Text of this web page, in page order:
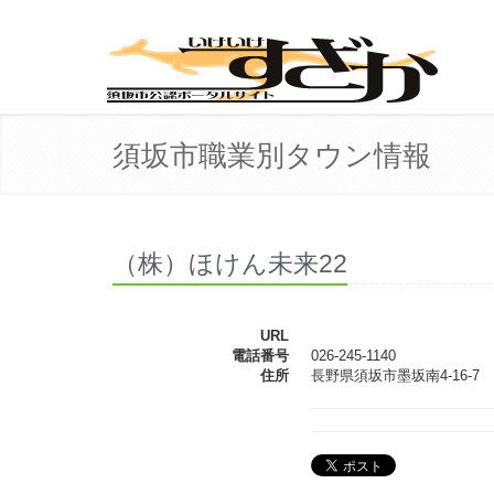
須坂市職業別タウン情報
（株）ほけん未来22
URL
電話番号
026-245-1140
住所
長野県須坂市墨坂南4-16-7